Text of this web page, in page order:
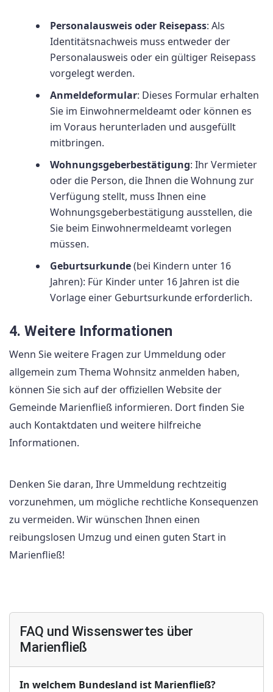
Personalausweis oder Reisepass: Als
Identitätsnachweis muss entweder der
Personalausweis oder ein gültiger Reisepass
vorgelegt werden.
Anmeldeformular: Dieses Formular erhalten
Sie im Einwohnermeldeamt oder können es
im Voraus herunterladen und ausgefüllt
mitbringen.
Wohnungsgeberbestätigung: Ihr Vermieter
oder die Person, die Ihnen die Wohnung zur
Verfügung stellt, muss Ihnen eine
Wohnungsgeberbestätigung ausstellen, die
Sie beim Einwohnermeldeamt vorlegen
müssen.
Geburtsurkunde(bei Kindern unter 16
Jahren): Für Kinder unter 16 Jahren ist die
Vorlage einer Geburtsurkunde erforderlich.
4. Weitere Informationen
Wenn Sie weitere Fragen zur Ummeldung oder
allgemein zum Thema Wohnsitz anmelden haben,
können Sie sich auf der offiziellen Website der
Gemeinde Marienfließ informieren. Dort finden Sie
auch Kontaktdaten und weitere hilfreiche
Informationen.
Denken Sie daran, Ihre Ummeldung rechtzeitig
vorzunehmen, um mögliche rechtliche Konsequenzen
zu vermeiden. Wir wünschen Ihnen einen
reibungslosen Umzug und einen guten Start in
Marienfließ!
FAQ und Wissenswertes über
Marienfließ
In welchem Bundesland ist Marienfließ?